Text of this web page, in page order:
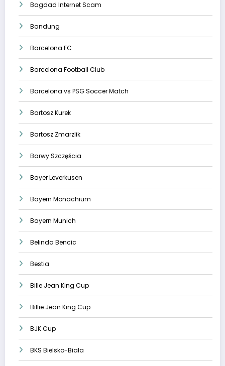
Bagdad Internet Scam
Bandung
Barcelona FC
Barcelona Football Club
Barcelona vs PSG Soccer Match
Bartosz Kurek
Bartosz Zmarzlik
Barwy Szczęścia
Bayer Leverkusen
Bayern Monachium
Bayern Munich
Belinda Bencic
Bestia
Bille Jean King Cup
Billie Jean King Cup
BJK Cup
BKS Bielsko-Biała